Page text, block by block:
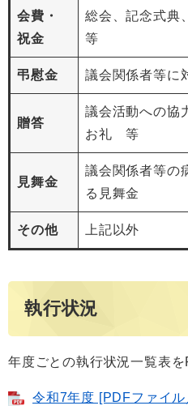
会費・
祝金
総会、記念式典
等
弔慰金 議会関係者等
贈答
議会活動への協
お礼 等
見舞金
議会関係者等の
る見舞金
その他 上記以外
執行状況
年度ごとの執行状況一覧表
令和7年度 [PDFファイ